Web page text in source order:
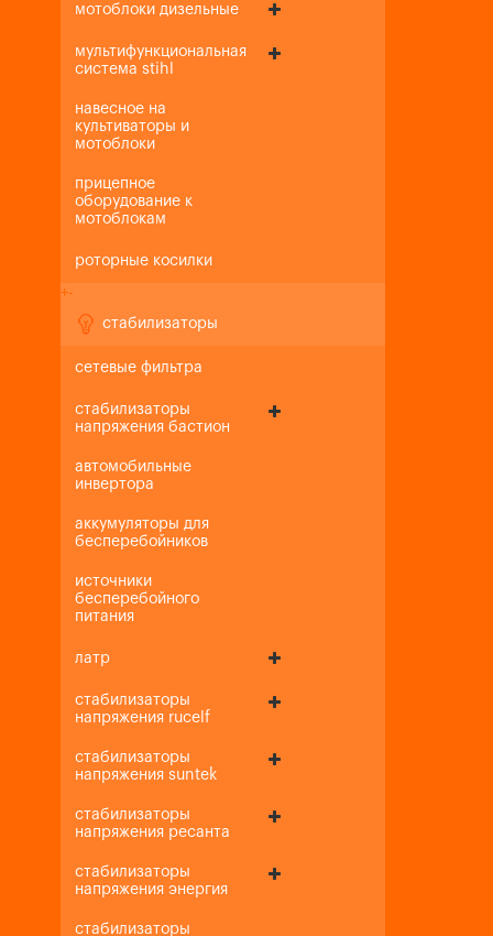
мотоблоки дизельные
мультифункциональная
система stihl
навесное на
культиваторы и
мотоблоки
прицепное
оборудование к
мотоблокам
роторные косилки
+-
стабилизаторы
сетевые фильтра
стабилизаторы
напряжения бастион
автомобильные
инвертора
аккумуляторы для
бесперебойников
источники
бесперебойного
питания
латр
стабилизаторы
напряжения rucelf
стабилизаторы
напряжения suntek
стабилизаторы
напряжения ресанта
стабилизаторы
напряжения энергия
стабилизаторы